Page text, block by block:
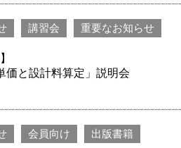
講習会 重要なお知らせ
価と設計料算定」説明会
会員向け 出版書籍